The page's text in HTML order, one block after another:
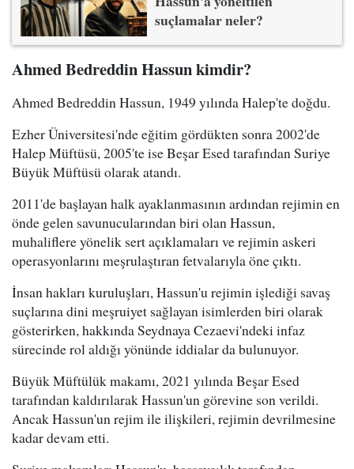
suçlamalar neler?
Ahmed Bedreddin Hassun kimdir?
Ahmed Bedreddin Hassun, 1949 yılında Halep'te doğdu.
Ezher Üniversitesi'nde eğitim gördükten sonra 2002'de
Halep Müftüsü, 2005'te ise Beşar Esed tarafından Suriye
Büyük Müftüsü olarak atandı.
2011'de başlayan halk ayaklanmasının ardından rejimin en
önde gelen savunucularından biri olan Hassun,
muhaliflere yönelik sert açıklamaları ve rejimin askeri
operasyonlarını meşrulaştıran fetvalarıyla öne çıktı.
İnsan hakları kuruluşları, Hassun'u rejimin işlediği savaş
suçlarına dini meşruiyet sağlayan isimlerden biri olarak
gösterirken, hakkında Seydnaya Cezaevi'ndeki infaz
sürecinde rol aldığı yönünde iddialar da bulunuyor.
Büyük Müftülük makamı, 2021 yılında Beşar Esed
tarafından kaldırılarak Hassun'un görevine son verildi.
Ancak Hassun'un rejim ile ilişkileri, rejimin devrilmesine
kadar devam etti.